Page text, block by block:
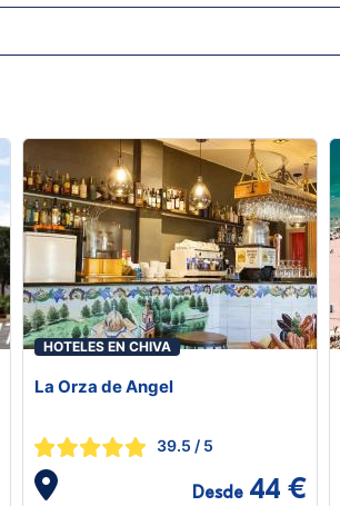
HOTELES EN CHIVA
La Orza de Angel
39.5 / 5
Desde 44 €